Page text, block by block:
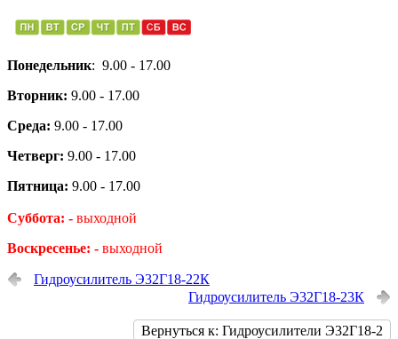
Понедельник: 9.00 - 17.00
Вторник: 9.00 - 17.00
Среда: 9.00 - 17.00
Четверг: 9.00 - 17.00
Пятница: 9.00 - 17.00
Суббота: - выходной
Воскресенье: - выходной
Гидроусилитель Э32Г18-22К
Гидроусилитель Э32Г18-23К
Вернуться к: Гидроусилители Э32Г18-2